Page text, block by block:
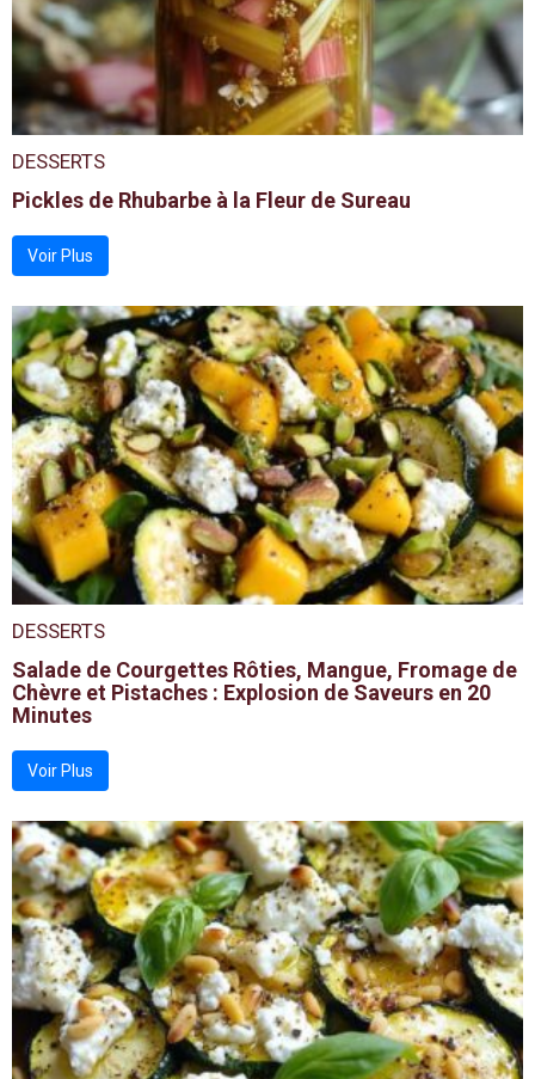
DESSERTS
Pickles de Rhubarbe à la Fleur de Sureau
Voir Plus
DESSERTS
Salade de Courgettes Rôties, Mangue, Fromage de
Chèvre et Pistaches : Explosion de Saveurs en 20
Minutes
Voir Plus